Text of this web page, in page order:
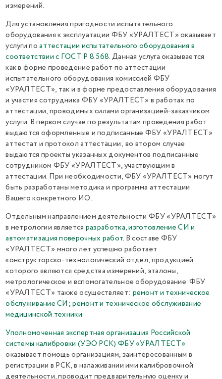
измерений.
Для установления пригодности испытательного
оборудования к эксплуатации ФБУ «УРАЛТЕСТ» оказывает
услуги поаттестации испытательного оборудования в
соответствии с ГОСТ Р 8.568. Данная услуга оказывается
как в форме проведение работ по аттестации
испытательного оборудования комиссией ФБУ
«УРАЛТЕСТ», так и в форме предоставления оборудования
и участия сотрудника ФБУ «УРАЛТЕСТ» в работах по
аттестации, проводимых силами организацией-заказчиком
услуги. В первом случае по результатам проведения работ
выдаются оформленные и подписанные ФБУ «УРАЛТЕСТ»
аттестат и протокол аттестации; во втором случае
выдаются проекты указанных документов подписанные
сотрудником ФБУ «УРАЛТЕСТ», участвующим в
аттестации. При необходимости, ФБУ «УРАЛТЕСТ» могут
быть разработаны методика и программа аттестации
Вашего конкретного ИО.
Отдельным направлением деятельности ФБУ «УРАЛТЕСТ»
в метрологии является разработка, изготовление СИ и
автоматизация поверочных работ. В составе ФБУ
«УРАЛТЕСТ» много лет успешно работает
конструкторско-технологический отдел, продукцией
которого являются средства измерений, эталоны,
метрологическое и вспомогательное оборудование. ФБУ
«УРАЛТЕСТ» также осуществляет: ремонт и техническое
обслуживание СИ ;ремонт и техническое обслуживание
медицинской техники.
Уполномоченная экспертная организация Российской
системы калибровки (УЭО РСК) ФБУ «УРАЛТЕСТ»
оказывает помощь организациям, заинтересованным в
регистрации в РСК, в налаживании ими калибровочной
деятельности, проводит предварительную оценку и